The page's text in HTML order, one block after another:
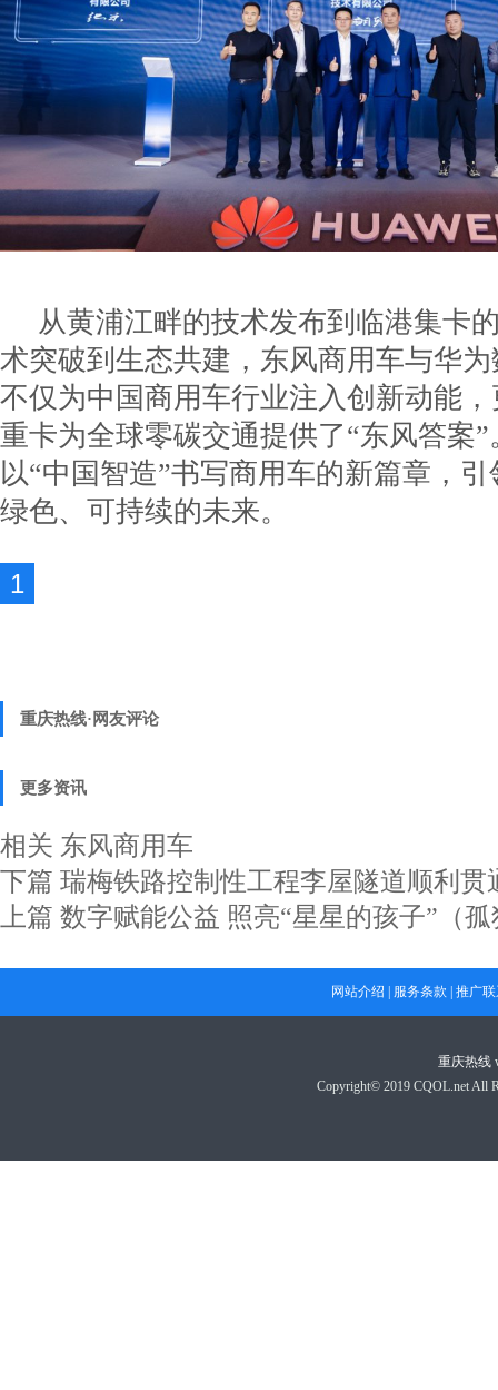
从黄浦江畔的技术发布到临港集卡
术突破到生态共建，东风商用车与华
不仅为中国商用车行业注入创新动能
重卡为全球零碳交通提供了“东风答案
以“中国智造”书写商用车的新篇章，
绿色、可持续的未来。
1
重庆热线·网友评论
更多资讯
相关 东风商用车
下篇 瑞梅铁路控制性工程李屋隧道顺利贯
上篇 数字赋能公益 照亮“星星的孩子”（
网站介绍 服务条款 推广
重庆热线
Copyright© 2019 CQOL.net All